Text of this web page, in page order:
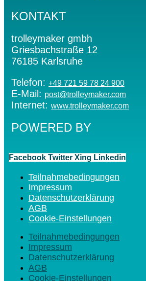
KONTAKT
trolleymaker gmbh
Griesbachstraße 12
76185 Karlsruhe
Telefon: +49 721 59 78 24 900
E-Mail: post@trolleymaker.com
Internet: www.trolleymaker.com
POWERED BY
Facebook Twitter Xing Linkedin
Teilnahmebedingungen
Impressum
Datenschutzerklärung
AGB
Cookie-Einstellungen
Teilnahmebedingungen
Impressum
Datenschutzerklärung
AGB
Cookie-Einstellungen